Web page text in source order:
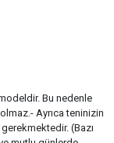
Bu nedenle
Ayrıca teninizin
(Bazı